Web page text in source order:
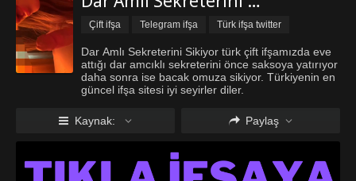
Çift ifşa Telegram ifşa Türk ifşa twitter
Türk ifşa Vk Türkçe Konuşmalı Porno Türkçe Porno
Vip ifşa
Dar Amlı Sekreterini Sikiyor türk çift ifşamızda eve
attığı dar amcıklı sekreterini önce saksoya yatırıyor
daha sonra ise bacak omuza sikiyor. Türkiyenin en
güncel ifşa sitesi iyi seyirler diler.
Kaynak: Paylaş